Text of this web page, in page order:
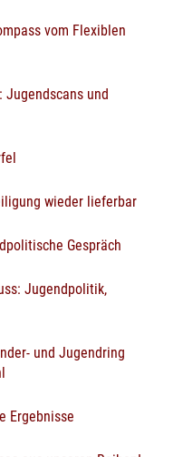
vom Flexiblen
und
wieder lieferbar
Gespräch
Jugendpolitik,
und Jugendring
Ergebnisse